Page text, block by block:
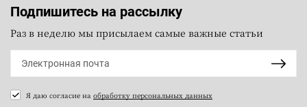
Подпишитесь на рассылку
Раз в неделю мы присылаем самые важные статьи
Я даю согласие на обработку персональных данных